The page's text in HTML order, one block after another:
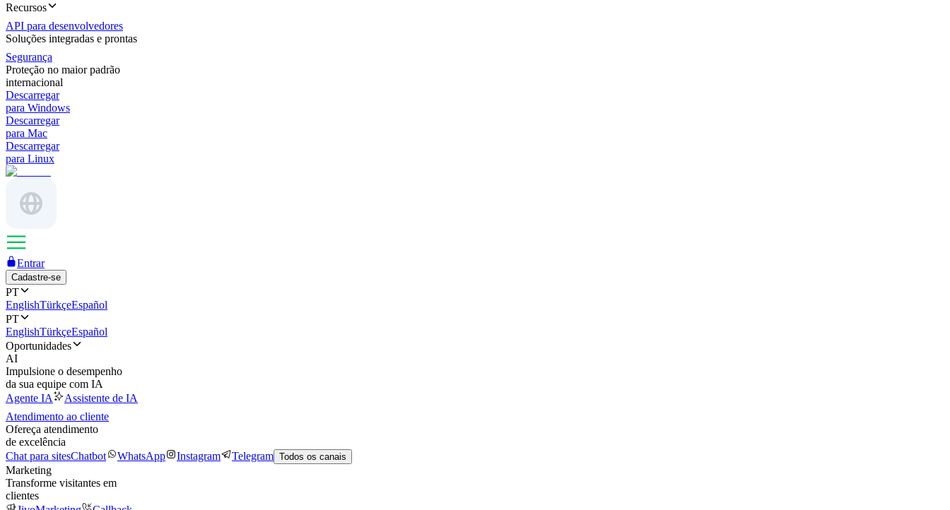
Recursos
API para desenvolvedores
Soluções integradas e prontas
Segurança
Proteção no maior padrão
internacional
Descarregar
para Windows
Descarregar
para Mac
Descarregar
para Linux
Entrar
Cadastre-se
PT
EnglishTürkçeEspañol
PT
EnglishTürkçeEspañol
Oportunidades
AI
Impulsione o desempenho
da sua equipe com IA
Agente IA
Assistente de IA
Atendimento ao cliente
Ofereça atendimento
de excelência
Chat para sitesChatbot WhatsApp Instagram Telegram Todos os canais
Marketing
Transforme visitantes em
clientes